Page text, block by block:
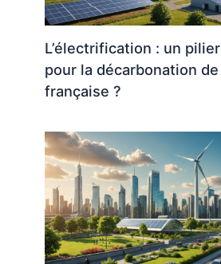
L’électrification : un
pour la décarbonation
française ?